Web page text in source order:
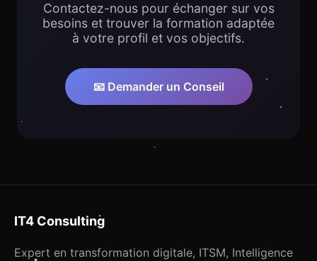
Contactez-nous pour échanger sur vos
besoins et trouver la formation adaptée
à votre profil et vos objectifs.
📧 Demander un Conseil
IT4 Consulting
Expert en transformation digitale, ITSM, Intelligence